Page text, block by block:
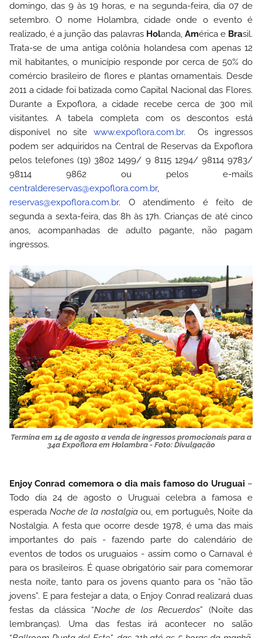
domingo, das 9 às 19 horas, e na segunda-feira, dia 07 de
setembro. O nome Holambra, cidade onde o evento é
realizado, é a junção das palavras Holanda, América e Brasil.
Trata-se de uma antiga colônia holandesa com apenas 12
mil habitantes, o município responde por cerca de 50% do
comércio brasileiro de flores e plantas ornamentais. Desde
2011 a cidade foi batizada como Capital Nacional das Flores.
Durante a Expoflora, a cidade recebe cerca de 300 mil
visitantes. A tabela completa com os descontos está
disponível no site www.expoflora.com.br. Os ingressos
podem ser adquiridos na Central de Reservas da Expoflora
pelos telefones (19) 3802 1499/ 9 8115 1294/ 98114 9783/
98114 9862 ou pelos e-mails
centraldereservas@expoflora.com.br,
reservas@expoflora.com.br. O atendimento é feito de
segunda a sexta-feira, das 8h às 17h. Crianças de até cinco
anos, acompanhadas de adulto pagante, não pagam
ingressos.
Termina em 14 de agosto a venda de ingressos promocionais para a
34a Expoflora em Holambra - Foto: Divulgação
Enjoy Conrad comemora o dia mais famoso do Uruguai –
Todo dia 24 de agosto o Uruguaicelebra a famosa e
esperada Noche de la nostalgiaou, em português, Noite da
Nostalgia. A festa que ocorre desde 1978, é uma das mais
importantes do país - fazendo parte do calendário de
eventos de todos os uruguaios - assim como o Carnaval é
para os brasileiros. É quase obrigatório sair para comemorar
nesta noite, tanto para os jovens quanto para os “não tão
jovens”. E para festejar a data, o Enjoy Conradrealizará duas
festas da clássica “Noche de los Recuerdos” (Noite das
lembranças). Uma das festas irá acontecer no salão